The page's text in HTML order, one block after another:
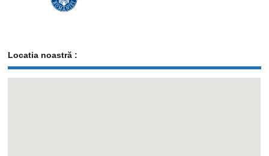
Locatia noastră :